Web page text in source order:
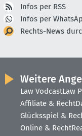
Infos per RSS
Infos per
Rechts-News
Weitere
Law VodcastLaw
Affiliate & Recht
Glücksspiel &
Online & Recht